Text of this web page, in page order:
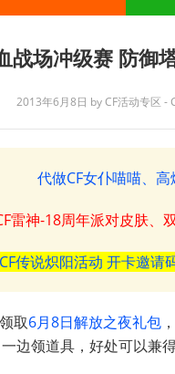
战场冲级赛 防御
2013年6月8日 byCF活动专区 -
代做CF女仆喵喵、
雷神-18周年派对皮肤、
CF传说炽阳活动 开卡邀请
取6月8日解放之夜礼包
边领道具，好处可以兼得